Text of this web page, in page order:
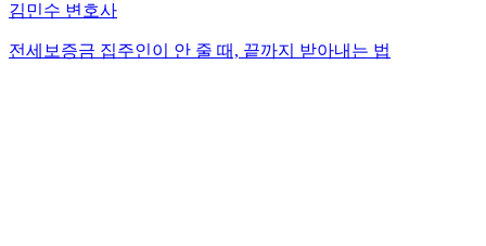
김민수 변호사
전세보증금 집주인이 안 줄 때, 끝까지 받아내는 법